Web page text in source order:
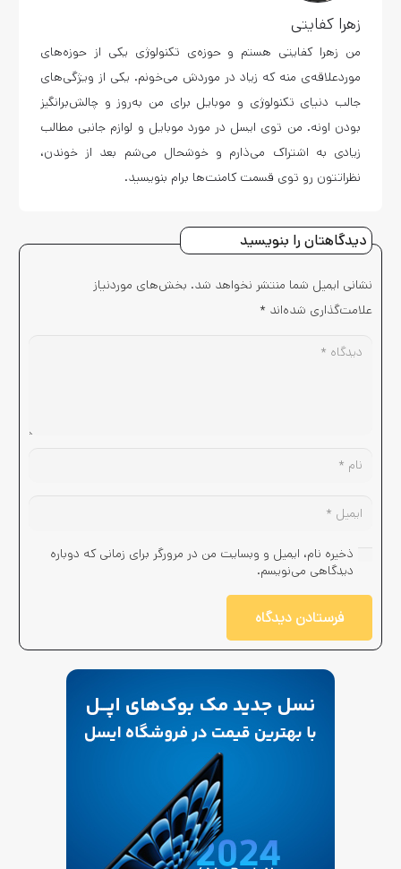
زهرا کفایتی
من زهرا کفایتی هستم و حوزه‌ی تکنولوژی یکی از حوزه‌های
موردعلاقه‌ی منه که زیاد در موردش می‌خونم. یکی از ویژگی‌های
جالب دنیای تکنولوژی و موبایل برای من به‌روز و چالش‌برانگیز
بودن اونه. من توی ایسل در مورد موبایل و لوازم جانبی مطالب
زیادی به اشتراک می‌ذارم و خوشحال می‌شم بعد از خوندن،
نظراتتون رو توی قسمت کامنت‌ها برام بنویسید.
دیدگاهتان را بنویسید
نشانی ایمیل شما منتشر نخواهد شد. بخش‌های موردنیاز
علامت‌گذاری شده‌اند *
ذخیره نام، ایمیل و وبسایت من در مرورگر برای زمانی که دوباره
دیدگاهی می‌نویسم.
فرستادن دیدگاه